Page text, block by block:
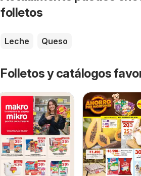
folletos
Leche Queso
Folletos y catálogos